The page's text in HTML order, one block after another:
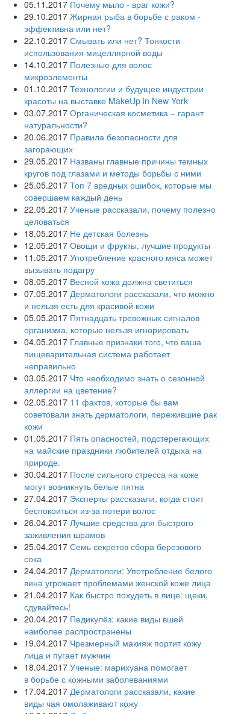
05.11.2017 Почему мыло - враг кожи?
29.10.2017 Жирная рыба в борьбе с раком -
эффективна или нет?
22.10.2017 Смывать или нет? Тонкости
использования мицеллярной воды
14.10.2017 Полезные для волос
микроэлементы
01.10.2017 Технологии и будущее индустрии
красоты на выставке MakeUp in New York
03.07.2017 Органическая косметика – гарант
натуральности?
20.06.2017 Правила безопасности для
загорающих
29.05.2017 Названы главные причины темных
кругов под глазами и методы борьбы с ними
25.05.2017 Топ 7 вредных ошибок, которые мы
совершаем каждый день
22.05.2017 Ученые рассказали, почему полезно
целоваться
18.05.2017 Не детская болезнь
12.05.2017 Овощи и фрукты, лучшие продукты
11.05.2017 Употребление красного мяса может
вызывать подагру
08.05.2017 Весной кожа должна светиться
07.05.2017 Дерматологи рассказали, что можно
и нельзя есть для красивой кожи
05.05.2017 Пятнадцать тревожных сигналов
организма, которые нельзя игнорировать
04.05.2017 Главные признаки того, что ваша
пищеварительная система работает
неправильно
03.05.2017 Что необходимо знать о сезонной
аллергии на цветение?
02.05.2017 11 фактов, которые бы вам
советовали знать дерматологи, пережившие рак
кожи
01.05.2017 Пять опасностей, подстерегающих
на майские праздники любителей отдыха на
природе.
30.04.2017 После сильного стресса на коже
могут возникнуть белые пятна
27.04.2017 Эксперты рассказали, когда стоит
беспокоиться из-за потери волос
26.04.2017 Лучшие средства для быстрого
заживления шрамов
25.04.2017 Семь секретов сбора березового
сока
24.04.2017 Дерматологи: Употребление белого
вина угрожает проблемами женской коже лица
21.04.2017 Как быстро похудеть в лице: щеки,
сдувайтесь!
20.04.2017 Педикулёз: какие виды вшей
наиболее распространены
19.04.2017 Чрезмерный макияж портит кожу
лица и пугает мужчин
18.04.2017 Ученые: марихуана помогает
в борьбе с кожными заболеваниями
17.04.2017 Дерматологи рассказали, какие
виды чая омолаживают кожу